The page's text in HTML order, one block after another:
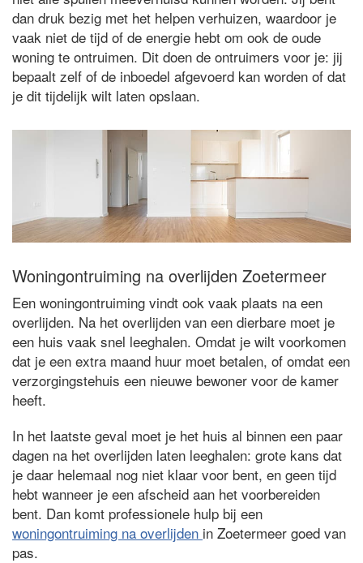
dan druk bezig met het helpen verhuizen, waardoor je
vaak niet de tijd of de energie hebt om ook de oude
woning te ontruimen. Dit doen de ontruimers voor je: jij
bepaalt zelf of de inboedel afgevoerd kan worden of dat
je dit tijdelijk wilt laten opslaan.
Woningontruiming na overlijden Zoetermeer
Een woningontruiming vindt ook vaak plaats na een
overlijden. Na het overlijden van een dierbare moet je
een huis vaak snel leeghalen. Omdat je wilt voorkomen
dat je een extra maand huur moet betalen, of omdat een
verzorgingstehuis een nieuwe bewoner voor de kamer
heeft.
In het laatste geval moet je het huis al binnen een paar
dagen na het overlijden laten leeghalen: grote kans dat
je daar helemaal nog niet klaar voor bent, en geen tijd
hebt wanneer je een afscheid aan het voorbereiden
bent. Dan komt professionele hulp bij een
woningontruiming na overlijden in Zoetermeer goed van
pas.